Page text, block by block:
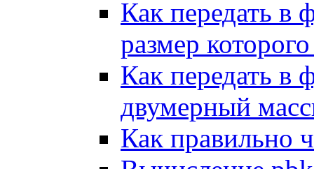
Как передать в
размер
Как передать в
двумерный
Как правильно